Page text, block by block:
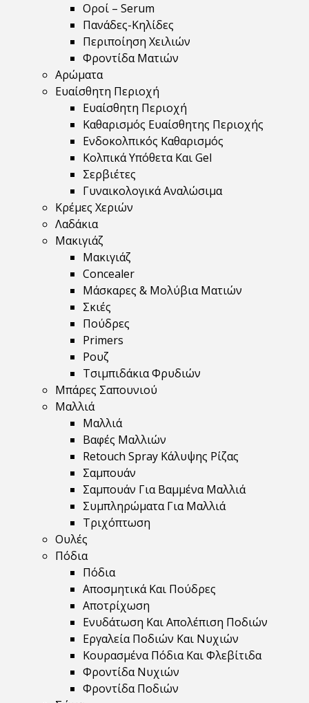
Οροί – Serum
Πανάδες-Κηλίδες
Περιποίηση Χειλιών
Φροντίδα Ματιών
Αρώματα
Ευαίσθητη Περιοχή
Ευαίσθητη Περιοχή
Καθαρισμός Ευαίσθητης Περιοχής
Ενδοκολπικός Καθαρισμός
Κολπικά Υπόθετα Και Gel
Σερβιέτες
Γυναικολογικά Αναλώσιμα
Κρέμες Χεριών
Λαδάκια
Μακιγιάζ
Μακιγιάζ
Concealer
Μάσκαρες & Μολύβια Ματιών
Σκιές
Πούδρες
Primers
Ρουζ
Τσιμπιδάκια Φρυδιών
Μπάρες Σαπουνιού
Μαλλιά
Μαλλιά
Βαφές Μαλλιών
Retouch Spray Κάλυψης Ρίζας
Σαμπουάν
Σαμπουάν Για Βαμμένα Μαλλιά
Συμπληρώματα Για Μαλλιά
Τριχόπτωση
Ουλές
Πόδια
Πόδια
Αποσμητικά Και Πούδρες
Αποτρίχωση
Ενυδάτωση Και Απολέπιση Ποδιών
Εργαλεία Ποδιών Και Νυχιών
Κουρασμένα Πόδια Και Φλεβίτιδα
Φροντίδα Νυχιών
Φροντίδα Ποδιών